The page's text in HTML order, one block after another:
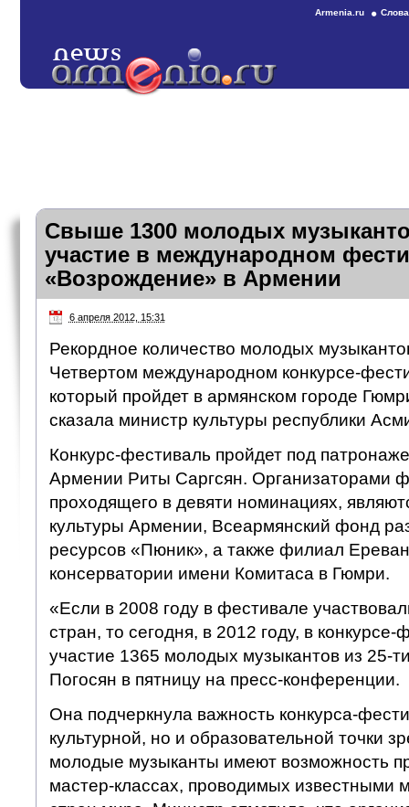
Armenia.ru
Свыше 1300 молодых
участие в международном
«Возрождение» в Армении
6 апреля 2012, 15:31
Рекордное количество молодых
Четвертом международном конкурсе-
который пройдет в армянском городе
сказала министр культуры республики
Конкурс-фестиваль пройдет под
Армении Риты Саргсян. Организаторами
проходящего в девяти номинациях,
культуры Армении, Всеармянский фонд
ресурсов «Пюник», а также филиал
консерватории имени Комитаса в Гюмри.
«Если в 2008 году в фестивале
стран, то сегодня, в 2012 году, в
участие 1365 молодых музыкантов из 25-
Погосян в пятницу на пресс-конференции.
Она подчеркнула важность конкурса-
культурной, но и образовательной точки
молодые музыканты имеют возможность
мастер-классах, проводимых известными